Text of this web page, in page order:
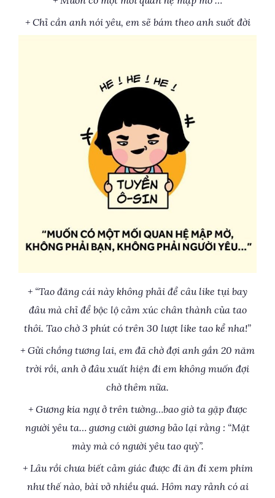
+ Chỉ cần anh nói yêu, em sẽ bám theo anh suốt đời
+ “Tao đăng cái này không phải để câu like tụi bay
đâu mà chỉ để bộc lộ cảm xúc chân thành của tao
thôi. Tao chờ 3 phút có trên 30 lượt like tao kể nha!”
+ Gửi chồng tương lai, em đã chờ đợi anh gần 20 năm
trời rồi, anh ở đâu xuất hiện đi em không muốn đợi
chờ thêm nữa.
+ Gương kia ngự ở trên tường…bao giờ ta gặp được
người yêu ta… gương cười gương bảo lại rằng : “Mặt
mày mà có người yêu tao quỳ”.
+ Lâu rồi chưa biết cảm giác được đi ăn đi xem phim
như thế nào, bài vở nhiều quá. Hôm nay rảnh có ai